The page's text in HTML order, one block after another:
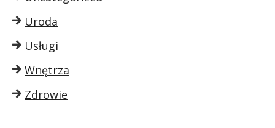
Uroda
Usługi
Wnętrza
Zdrowie